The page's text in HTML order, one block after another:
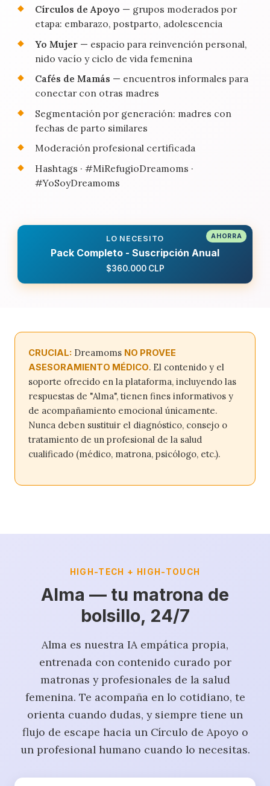
Círculos de Apoyo — grupos moderados por
etapa: embarazo, postparto, adolescencia
Yo Mujer— espacio para reinvención personal,
nido vacío y ciclo de vida femenina
Cafés de Mamás — encuentros informales para
conectar con otras madres
Segmentación por generación: madres con
fechas de parto similares
Moderación profesional certificada
Hashtags · #MiRefugioDreamoms ·
#YoSoyDreamoms
LO NECESITO
Pack Completo - Suscripción Anual
$360.000 CLP
CRUCIAL: Dreamoms NO PROVEE
ASESORAMIENTO MÉDICO. El contenido y el
soporte ofrecido en la plataforma, incluyendo las
respuestas de "Alma", tienen fines informativos y
de acompañamiento emocional únicamente.
Nunca deben sustituir el diagnóstico, consejo o
tratamiento de un profesional de la salud
cualificado (médico, matrona, psicólogo, etc.).
HIGH-TECH + HIGH-TOUCH
Alma — tu matrona de
bolsillo, 24/7
Alma es nuestra IA empática propia,
entrenada con contenido curado por
matronas y profesionales de la salud
femenina. Te acompaña en lo cotidiano, te
orienta cuando dudas, y siempre tiene un
flujo de escape hacia un Círculo de Apoyo o
un profesional humano cuando lo necesitas.